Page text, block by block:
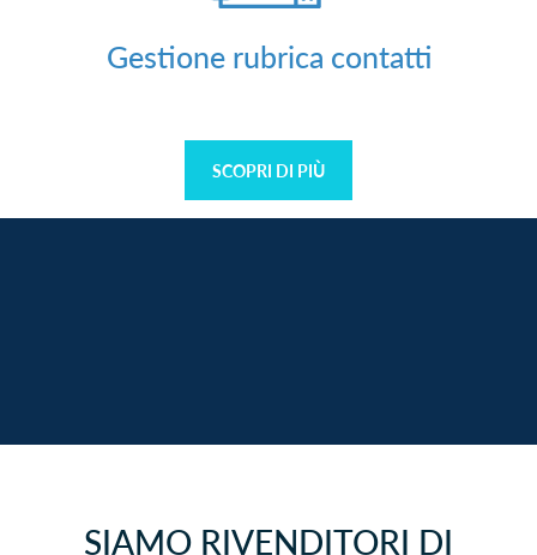
Gestione rubrica contatti
SCOPRI DI PIÙ
SIAMO RIVENDITORI DI